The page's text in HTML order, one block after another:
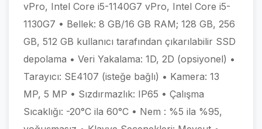
vPro, Intel Core i5-1140G7 vPro, Intel Core i5-
1130G7 • Bellek: 8 GB/16 GB RAM; 128 GB, 256
GB, 512 GB kullanıcı tarafından çıkarılabilir SSD
depolama • Veri Yakalama: 1D, 2D (opsiyonel) •
Tarayıcı: SE4107 (isteğe bağlı) • Kamera: 13
MP, 5 MP • Sızdırmazlık: IP65 • Çalışma
Sıcaklığı: -20°C ila 60°C • Nem : %5 ila %95,